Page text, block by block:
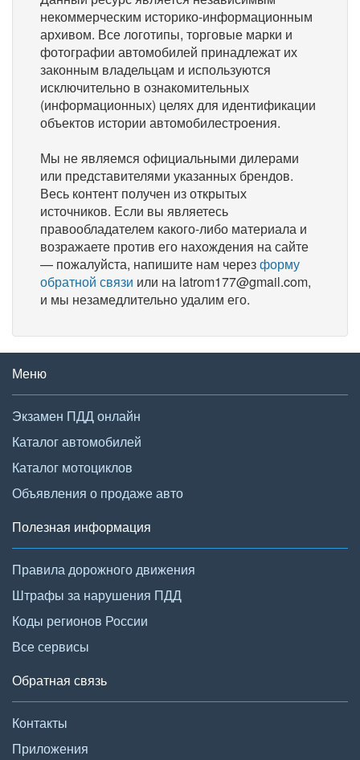
некоммерческим историко-информационным
архивом. Все логотипы, торговые марки и
фотографии автомобилей принадлежат их
законным владельцам и используются
исключительно в ознакомительных
(информационных) целях для идентификации
объектов истории автомобилестроения.
Мы не являемся официальными дилерами
или представителями указанных брендов.
Весь контент получен из открытых
источников. Если вы являетесь
правообладателем какого-либо материала и
возражаете против его нахождения на сайте
— пожалуйста, напишите нам черезформу
обратной связи или на latrom177@gmail.com,
и мы незамедлительно удалим его.
Меню
Экзамен ПДД онлайн
Каталог автомобилей
Каталог мотоциклов
Объявления о продаже авто
Полезная информация
Правила дорожного движения
Штрафы за нарушения ПДД
Коды регионов России
Все сервисы
Обратная связь
Контакты
Приложения